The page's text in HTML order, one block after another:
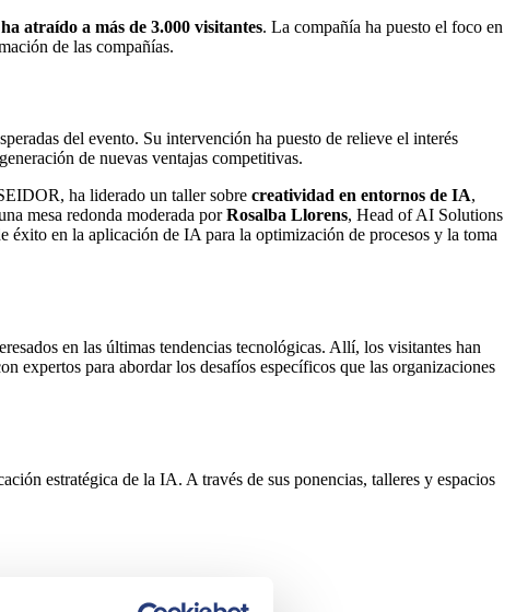
atraído a más de 3.000 visitantes. La compañía ha puesto el foco en
de las compañías.
del evento. Su intervención ha puesto de relieve el interés
de nuevas ventajas competitivas.
ha liderado un taller sobre creatividad en entornos de IA,
mesa redonda moderada porRosalba Llorens, Head of AI Solutions
éxito en la aplicación de IA para la optimización de procesos y la toma
en las últimas tendencias tecnológicas. Allí, los visitantes han
expertos para abordar los desafíos específicos que las organizaciones
estratégica de la IA. A través de sus ponencias, talleres y espacios